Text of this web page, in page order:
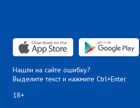
Нашли на сайте ошибку?
Выделите текст и нажмите Ctrl+Enter
18+